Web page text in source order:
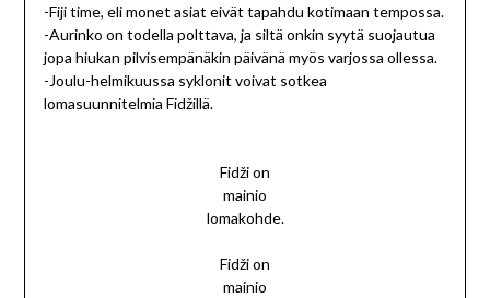
-Fiji time, eli monet asiat eivät tapahdu kotimaan tempossa.
-Aurinko on todella polttava, ja siltä onkin syytä suojautua
jopa hiukan pilvisempänäkin päivänä myös varjossa ollessa.
-Joulu-helmikuussa syklonit voivat sotkea
lomasuunnitelmia Fidžillä.
Fidži on
mainio
lomakohde.
Fidži on
mainio